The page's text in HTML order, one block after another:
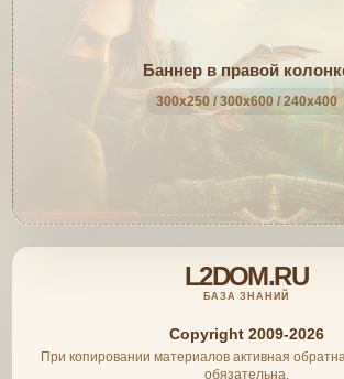
Баннер в правой
300x250 / 300x600 / 240x400
L2DOM.RU
БАЗА ЗНАНИЙ
Copyright 2009-2026
При копировании материалов активная
обязательна.